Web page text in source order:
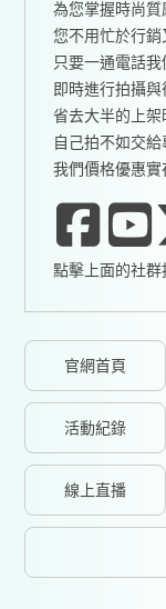
為您掌握時尚質
您不用忙於行銷
只要一通電話
即時進行拍攝與
省去大半的上架
自己拍不如交給
我們價格優惠實
點擊上面的社
官網首頁
活動紀錄
線上直播